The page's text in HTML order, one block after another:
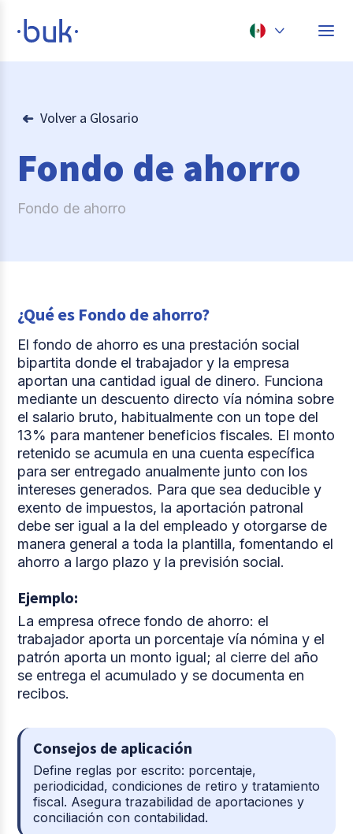
México
Volver a Glosario
Fondo de ahorro
Fondo de ahorro
¿Qué es Fondo de ahorro?
El fondo de ahorro es una prestación social
bipartita donde el trabajador y la empresa
aportan una cantidad igual de dinero. Funciona
mediante un descuento directo vía nómina sobre
el salario bruto, habitualmente con un tope del
13% para mantener beneficios fiscales. El monto
retenido se acumula en una cuenta específica
para ser entregado anualmente junto con los
intereses generados. Para que sea deducible y
exento de impuestos, la aportación patronal
debe ser igual a la del empleado y otorgarse de
manera general a toda la plantilla, fomentando el
ahorro a largo plazo y la previsión social.
Ejemplo:
La empresa ofrece fondo de ahorro: el
trabajador aporta un porcentaje vía nómina y el
patrón aporta un monto igual; al cierre del año
se entrega el acumulado y se documenta en
recibos.
Consejos de aplicación
Define reglas por escrito: porcentaje,
periodicidad, condiciones de retiro y tratamiento
fiscal. Asegura trazabilidad de aportaciones y
conciliación con contabilidad.